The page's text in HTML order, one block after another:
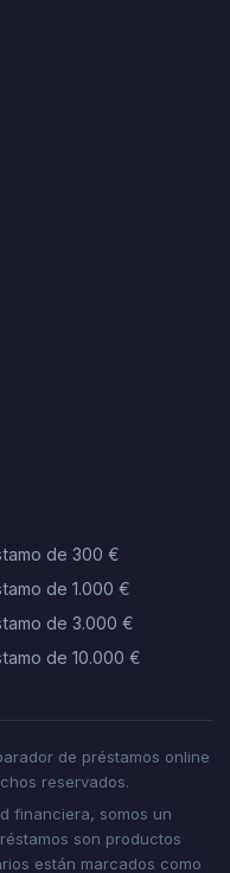
de 300 €
de 1.000 €
de 3.000 €
de 10.000 €
de préstamos online
reservados.
financiera, somos un
son productos
están marcados como